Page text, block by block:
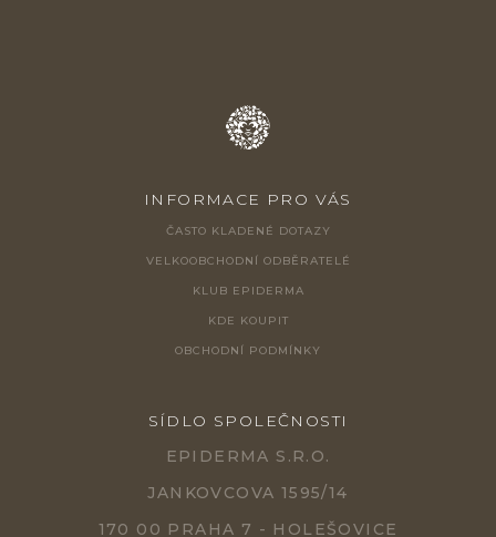
INFORMACE PRO VÁS
ČASTO KLADENÉ DOTAZY
VELKOOBCHODNÍ ODBĚRATELÉ
KLUB EPIDERMA
KDE KOUPIT
OBCHODNÍ PODMÍNKY
SÍDLO SPOLEČNOSTI
EPIDERMA S.R.O.
JANKOVCOVA 1595/14
170 00 PRAHA 7 - HOLEŠOVICE